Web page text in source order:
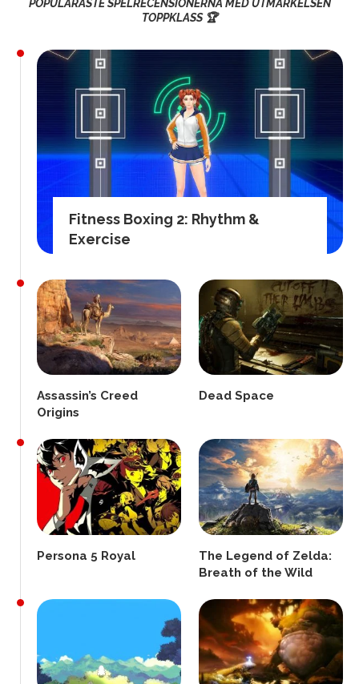
POPULÄRASTE SPELRECENSIONERNA MED UTMÄRKELSEN
TOPPKLASS 🏆
Fitness Boxing 2: Rhythm &
Exercise
Assassin’s Creed
Origins
Dead Space
Persona 5 Royal
The Legend of Zelda:
Breath of the Wild